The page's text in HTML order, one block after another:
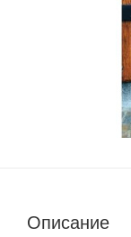
Описание